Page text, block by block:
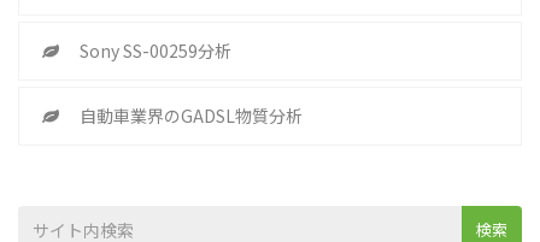
Sony SS-00259分析
自動車業界のGADSL物質分析
検索